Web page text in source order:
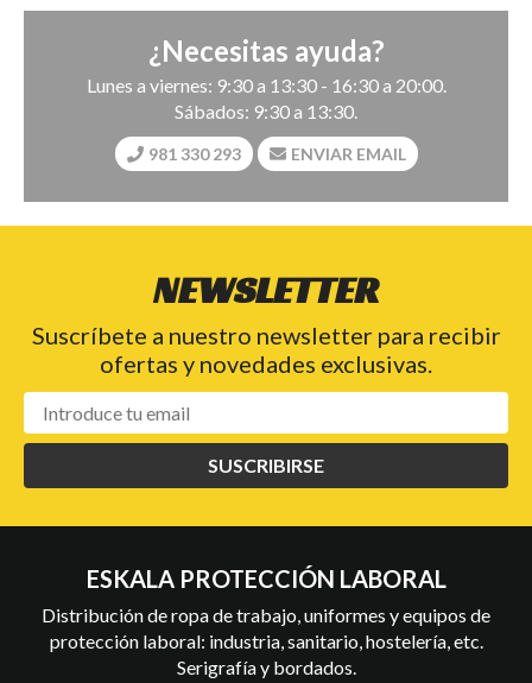
¿Necesitas ayuda?
Lunes a viernes: 9:30 a 13:30 - 16:30 a 20:00.
Sábados: 9:30 a 13:30.
981 330 293 ENVIAR EMAIL
NEWSLETTER
Suscríbete a nuestro newsletter para recibir
ofertas y novedades exclusivas.
SUSCRIBIRSE
ESKALA PROTECCIÓN LABORAL
Distribución de ropa de trabajo, uniformes y equipos de
protección laboral: industria, sanitario, hostelería, etc.
Serigrafía y bordados.